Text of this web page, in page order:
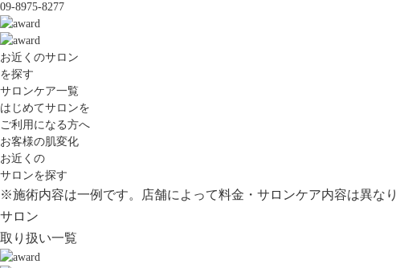
09-8975-8277
お近くのサロン
を探す
サロンケア一覧
はじめてサロンを
ご利用になる方へ
お客様の肌変化
お近くの
サロンを探す
※施術内容は一例です。店舗によって料金・サロンケア内容は異な
サロン
取り扱い一覧